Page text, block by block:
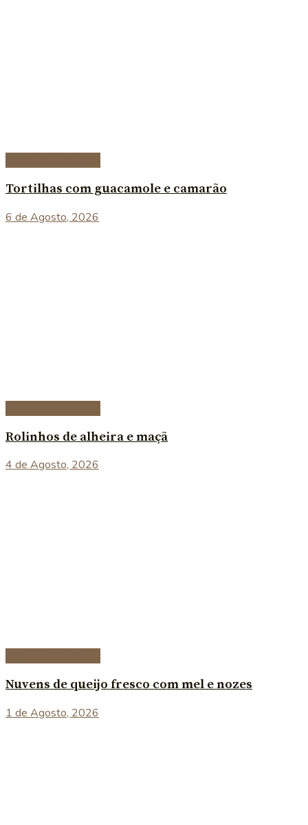
Tortilhas com guacamole e camarão
6 de Agosto, 2026
Rolinhos de alheira e maçã
4 de Agosto, 2026
Nuvens de queijo fresco com mel e nozes
1 de Agosto, 2026